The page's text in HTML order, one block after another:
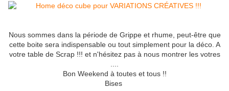
Nous sommes dans la période de Grippe et rhume, peut-être que
cette boite sera indispensable ou tout simplement pour la déco. A
votre table de Scrap !!! et n'hésitez pas à nous montrer les votres
Bon Weekend à toutes et tous !!
Bises